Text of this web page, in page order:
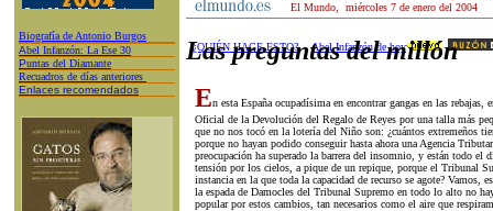
Biografía de Antonio Burgos
Abel Infanzón: La Ese 30
Puntas del Diamante
Recuadros de días anteriores
Enlaces recomendados
El Mundo, miércoles 7 de enero del 2004
¿QUIÉN HACE ESTO? Abel Infanzón de hoy
Las preguntas del millón
En esta España ocupadísima en encontrar gangas en las rebajas,
Oficial de la Devolución del Regalo de Reyes por una talla más
que no nos tocó en la lotería del Niño son: ¿cuántos extremeños
porque no hayan podido conseguir hasta ahora una Agencia
preocupación ha superado la barrera del insomnio, y están todo el
tensión por los cielos, a pique de un repique, porque el Tribunal
instancia en la que toda la capacidad de recurso se agote? Vamos,
la espada de Damocles del Tribunal Supremo en todo lo alto no
popular por estos cambios, tan necesarios como el aire que